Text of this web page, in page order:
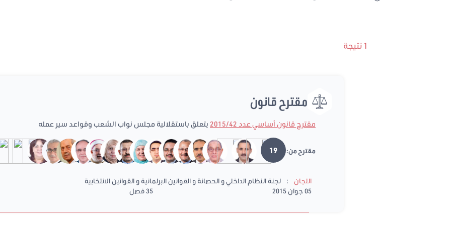
1 نتيجة
مقترح قانون
مقترح قانون أساسي عدد 2015/42 يتعلق باستقلالية مجلس نواب الشعب وقواعد سير عمله
مقترح من: 19
اللجان :
لجنة النظام الداخلي و الحصانة و القوانين البرلمانية و القوانين الانتخابية
05 جوان 2015
35 فصل